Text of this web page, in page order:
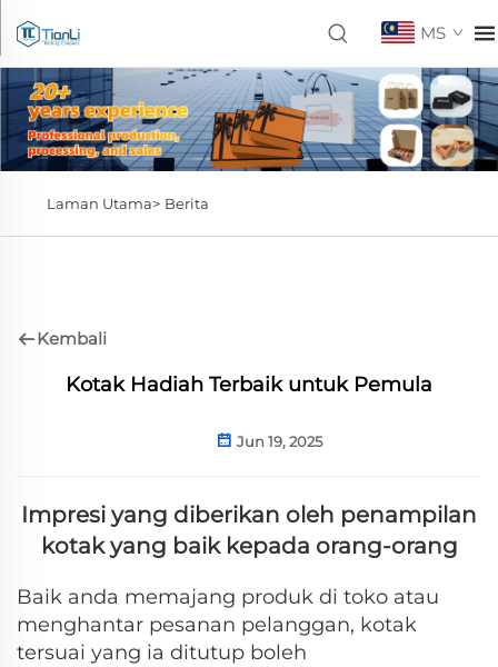
MS
Laman Utama> Berita
Kembali
Kotak Hadiah Terbaik untuk Pemula
Jun 19, 2025
Impresi yang diberikan oleh penampilan
kotak yang baik kepada orang-orang
Baik anda memajang produk di toko atau
menghantar pesanan pelanggan, kotak
tersuai yang ia ditutup boleh